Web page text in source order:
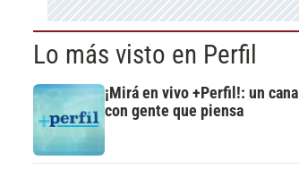
Lo más visto en Perfil
¡Mirá en vivo +Perfil!: un canal
con gente que piensa